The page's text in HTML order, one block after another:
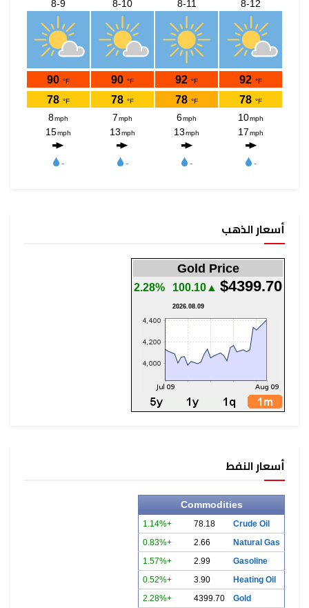
أسعار الذهب
Gold Price
$4399.70
▲100.10
2.28%
2026.08.09
أسعار النفط
Commodities
Crude Oil
78.18
+1.14%
Natural Gas
2.66
+0.83%
Gasoline
2.99
+1.57%
Heating Oil
3.90
+0.52%
Gold
4399.70
+2.28%